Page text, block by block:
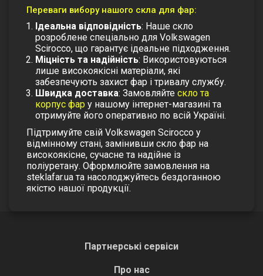
Переваги вибору нашого скла для фар:
Ідеальна відповідність: Наше скло
розроблене спеціально для Volkswagen
Scirocco, що гарантує ідеальне підходження.
Міцність та надійність: Використовуються
лише високоякісні матеріали, які
забезпечують захист фар і тривалу службу.
Швидка доставка: Замовляйте скло та
корпус фар у нашому інтернет-магазині та
отримуйте його оперативно по всій Україні.
Підтримуйте свій Volkswagen Scirocco у
відмінному стані, замінивши скло фар на
високоякісне, сучасне та надійне із
поліуретану. Оформлюйте замовлення на
steklafar.ua та насолоджуйтесь бездоганною
якістю нашої продукції.
Партнерські сервіси
Про нас